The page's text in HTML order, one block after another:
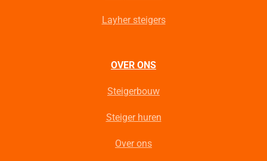
Layher steigers
OVER ONS
Steigerbouw
Steiger huren
Over ons